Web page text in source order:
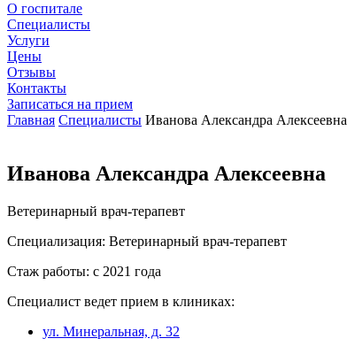
О госпитале
Специалисты
Услуги
Цены
Отзывы
Контакты
Записаться на прием
Главная Специалисты Иванова Александра Алексеевна
Иванова Александра Алексеевна
Ветеринарный врач-терапевт
Специализация: Ветеринарный врач-терапевт
Стаж работы: с 2021 года
Специалист ведет прием в клиниках:
ул. Минеральная, д. 32